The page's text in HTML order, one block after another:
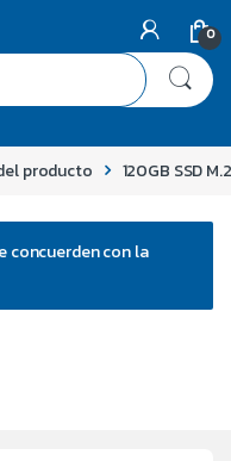
0
producto 120GB SSD
concuerden con la